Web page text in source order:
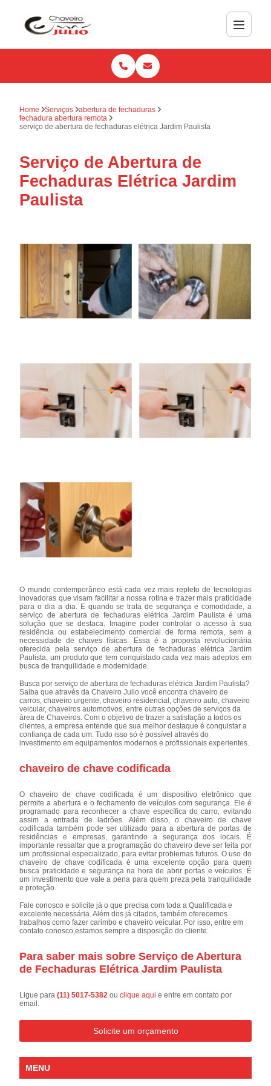
Home Serviços
abertura de fechaduras
fechadura abertura remota
serviço de abertura de fechaduras elétrica Jardim Paulista
Serviço de Abertura de
Fechaduras Elétrica Jardim
Paulista
O mundo contemporâneo está cada vez mais repleto de tecnologias
inovadoras que visam facilitar a nossa rotina e trazer mais praticidade
para o dia a dia. E quando se trata de segurança e comodidade, a
serviço de abertura de fechaduras elétrica Jardim Paulista é uma
solução que se destaca. Imagine poder controlar o acesso à sua
residência ou estabelecimento comercial de forma remota, sem a
necessidade de chaves físicas. Essa é a proposta revolucionária
oferecida pela serviço de abertura de fechaduras elétrica Jardim
Paulista, um produto que tem conquistado cada vez mais adeptos em
busca de tranquilidade e modernidade.
Busca por serviço de abertura de fechaduras elétrica Jardim Paulista?
Saiba que através da Chaveiro Julio você encontra chaveiro de
carros, chaveiro urgente, chaveiro residencial, chaveiro auto, chaveiro
veicular, chaveiros automotivos, entre outras opções de serviços da
área de Chaveiros. Com o objetivo de trazer a satisfação a todos os
clientes, a empresa entende que sua melhor destaque é conquistar a
confiança de cada um. Tudo isso só é possível através do
investimento em equipamentos modernos e profissionais experientes.
chaveiro de chave codificada
O chaveiro de chave codificada é um dispositivo eletrônico que
permite a abertura e o fechamento de veículos com segurança. Ele é
programado para reconhecer a chave específica do carro, evitando
assim a entrada de ladrões. Além disso, o chaveiro de chave
codificada também pode ser utilizado para a abertura de portas de
residências e empresas, garantindo a segurança dos locais. É
importante ressaltar que a programação do chaveiro deve ser feita por
um profissional especializado, para evitar problemas futuros. O uso do
chaveiro de chave codificada é uma excelente opção para quem
busca praticidade e segurança na hora de abrir portas e veículos. É
um investimento que vale a pena para quem preza pela tranquilidade
e proteção.
Fale conosco e solicite já o que precisa com toda a Qualificada e
excelente necessária. Além dos já citados, também oferecemos
trabalhos como fazer carimbo e chaveiro veicular. Por isso, entre em
contato conosco,estamos sempre a disposição do cliente.
Para saber mais sobre Serviço de Abertura
de Fechaduras Elétrica Jardim Paulista
Ligue para(11) 5017-5382ouclique aqui e entre em contato por
email.
Solicite um orçamento
MENU